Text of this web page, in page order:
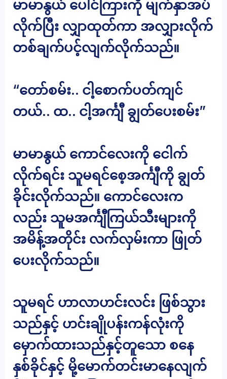
မာမာနွယ် ပေါင်ကြားကို မျက်နှာအပ်
လိုက်ပြီး လျှာထုတ်ကာ အလျှားလိုက်
တစ်ချက်ပင့်လျက်လိုက်သည်။
“တော်စမ်း.. ငါ့စောက်ပတ်ကျင်
တယ်.. ထ.. ငါ့အင်္ကျီ ချွတ်ပေးစမ်း”
မာမာနွယ် ကောင်လေးကို ငေါက်
လိုက်ရင်း သူမရင်စေ့အင်္ကျီကို ချွတ်
ခိုင်းလိုက်သည်။ ကောင်လေးက
လည်း သူမအင်္ကျီကြယ်သီးများကို
အမိန့်အတိုင်း လက်လှမ်းကာ ဖြုတ်
ပေးလိုက်သည်။
သူမရင် ဟာလာဟင်းလင်း ဖြစ်သွား
သည်နှင့် ဟင်းချိုပန်းကန်လုံးကို
မှောက်ထားသည်နှင့်တူသော စနေ
နှစ်ခိုင်နှင့် မို့မောက်တင်းမာနေလျက်